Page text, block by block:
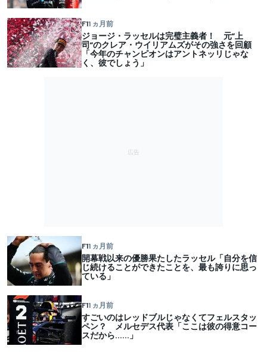
F11 ヵ月前
ジョージ・ラッセルは完璧主義者！ 元”上
司”のクレア・ウイリアムズがその強さを回顧
「今年のチャンピオンはアントネッリじゃな
く、彼でしょう」
F11 ヵ月前
開幕戦以来の優勝果たしたラッセル「自分を信
じ続けることができたことを、最も誇りに思っ
ている」
F11 ヵ月前
すごいのはレッドブルじゃなくてフェルスタッ
ペン？ メルセデス代表「ここは彼の得意コー
スだから……」